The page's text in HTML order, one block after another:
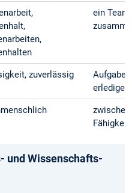
ein Team
zuverlässig
erledigen
und Wissenschafts­